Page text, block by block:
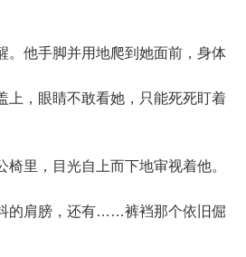
他手脚并用地爬到她面前，身体
上，眼睛不敢看她，只能死死盯着
里，目光自上而下地审视着他。
的肩膀，还有……裤裆那个依旧倔